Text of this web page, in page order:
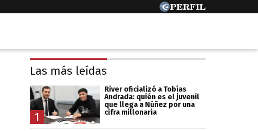
Las más leídas
1
River oficializó a Tobías
Andrada: quién es el juvenil
que llega a Núñez por una
cifra millonaria